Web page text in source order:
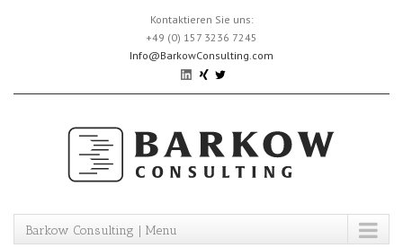
Kontaktieren Sie uns:
+49 (0) 157 3236 7245
Info@BarkowConsulting.com
Barkow Consulting | Menu